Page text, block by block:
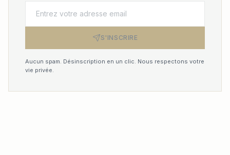
S'INSCRIRE
Aucun spam. Désinscription en un clic. Nous respectons votre
vie privée.